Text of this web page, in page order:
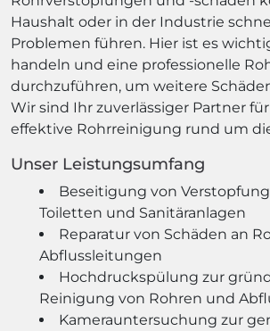
Haushalt oder in der Industrie
Problemen führen. Hier ist es
handeln und eine professionelle
durchzuführen, um weitere
Wir sind Ihr zuverlässiger Partner
effektive Rohrreinigung rund um
Unser Leistungsumfang
Beseitigung von
Toiletten und Sanitäranlagen
Reparatur von Schäden an
Abflussleitungen
Hochdruckspülung zur
Reinigung von Rohren und
Kamerauntersuchung zur